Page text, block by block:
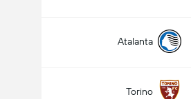
Atalanta
Torino